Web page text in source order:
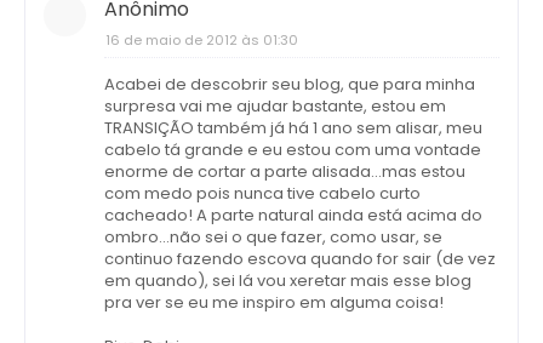
Anônimo
16 de maio de 2012 às 01:30
Acabei de descobrir seu blog, que para minha
surpresa vai me ajudar bastante, estou em
TRANSIÇÃO também já há 1 ano sem alisar, meu
cabelo tá grande e eu estou com uma vontade
enorme de cortar a parte alisada...mas estou
com medo pois nunca tive cabelo curto
cacheado! A parte natural ainda está acima do
ombro...não sei o que fazer, como usar, se
continuo fazendo escova quando for sair (de vez
em quando), sei lá vou xeretar mais esse blog
pra ver se eu me inspiro em alguma coisa!